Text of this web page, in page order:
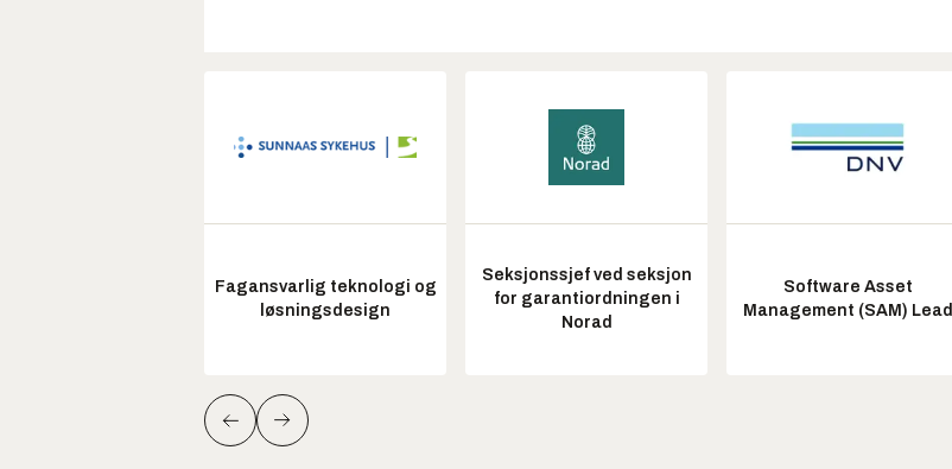
Fagansvarlig teknologi og
løsningsdesign
Seksjonssjef ved seksjon
for garantiordningen i
Norad
Software Asset
Management (SAM) Lead